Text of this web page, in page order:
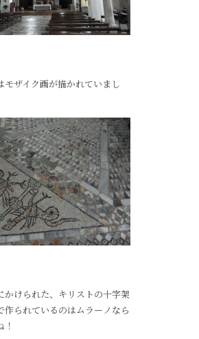
モザイク画が描かれていまし
かけられた、キリストの十字架
作られているのはムラーノなら